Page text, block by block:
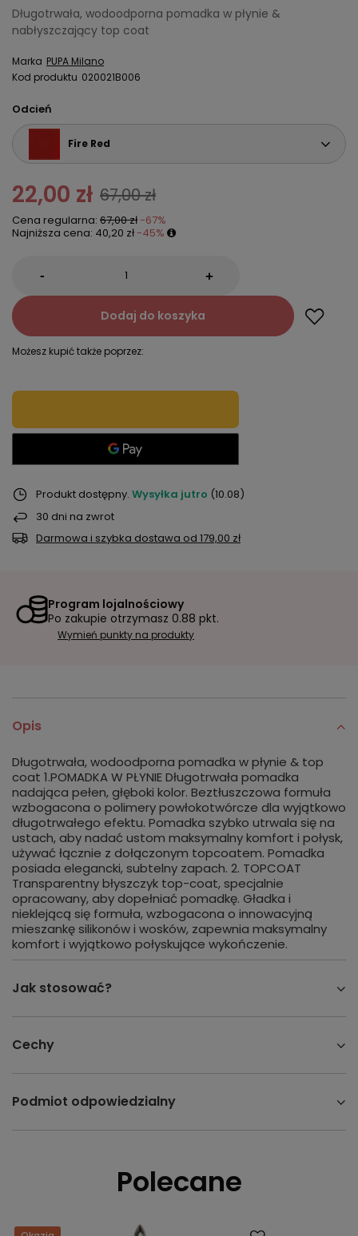
Długotrwała, wodoodporna pomadka w płynie &
nabłyszczający top coat
Marka PUPA Milano
Kod produktu 020021B006
Odcień
Fire Red
22,00 zł 67,00 zł
Cena regularna: 67,00 zł -67%
Najniższa cena: 40,20 zł -45%
- +
Dodaj do koszyka
Możesz kupić także poprzez:
Produkt dostępny Wysyłka jutro (10.08)
30 dni na zwrot
Darmowa i szybka dostawa od 179,00 zł
Program lojalnościowy
Po zakupie otrzymasz 0.88 pkt.
Wymień punkty na produkty
Opis
Długotrwała, wodoodporna pomadka w płynie & top
coat 1.POMADKA W PŁYNIE Długotrwała pomadka
nadająca pełen, głęboki kolor. Beztłuszczowa formuła
wzbogacona o polimery powłokotwórcze dla wyjątkowo
długotrwałego efektu. Pomadka szybko utrwala się na
ustach, aby nadać ustom maksymalny komfort i połysk,
używać łącznie z dołączonym topcoatem. Pomadka
posiada elegancki, subtelny zapach. 2. TOPCOAT
Transparentny błyszczyk top-coat, specjalnie
opracowany, aby dopełniać pomadkę. Gładka i
nieklejącą się formuła, wzbogacona o innowacyjną
mieszankę silikonów i wosków, zapewnia maksymalny
komfort i wyjątkowo połyskujące wykończenie.
Jak stosować?
Cechy
Podmiot odpowiedzialny
Polecane